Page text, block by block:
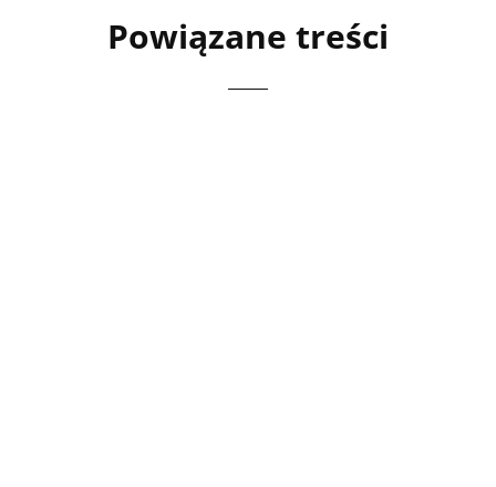
Powiązane treści